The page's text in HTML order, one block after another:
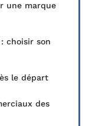
une marque
choisir son
le départ
des